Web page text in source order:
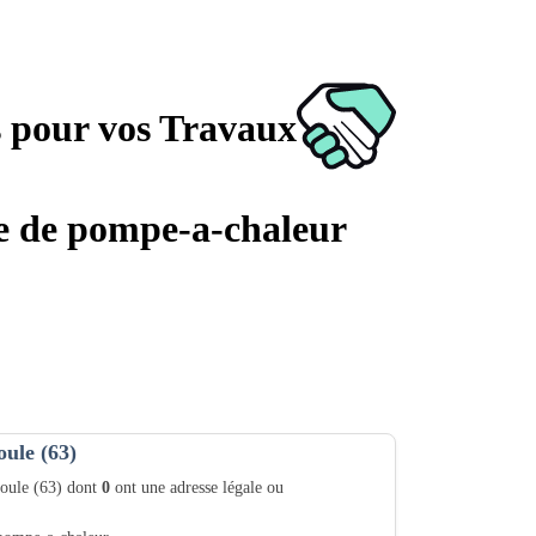
vos Travaux
pompe-a-chaleur
(63)
(63) dont 0 ont une adresse légale ou